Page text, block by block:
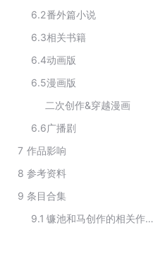
6.2番外篇小说
6.3相关书籍
6.4动画版
6.5漫画版
二次创作&穿越漫画
6.6广播剧
7 作品影响
8 参考资料
9 条目合集
9.1
镰池和马创作的相关作品